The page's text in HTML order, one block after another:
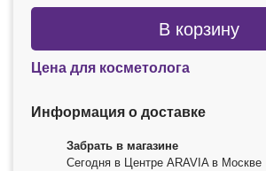
В корзину
Цена для косметолога
Информация о доставке
Забрать в магазине
Сегодня в Центре ARAVIA в Москве